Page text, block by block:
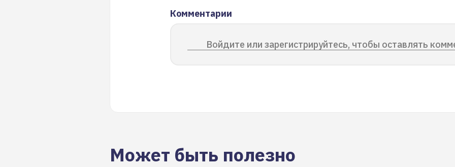
Комментарии
Войдите или зарегистрируйтесь, чтобы оставлять
Может быть полезно